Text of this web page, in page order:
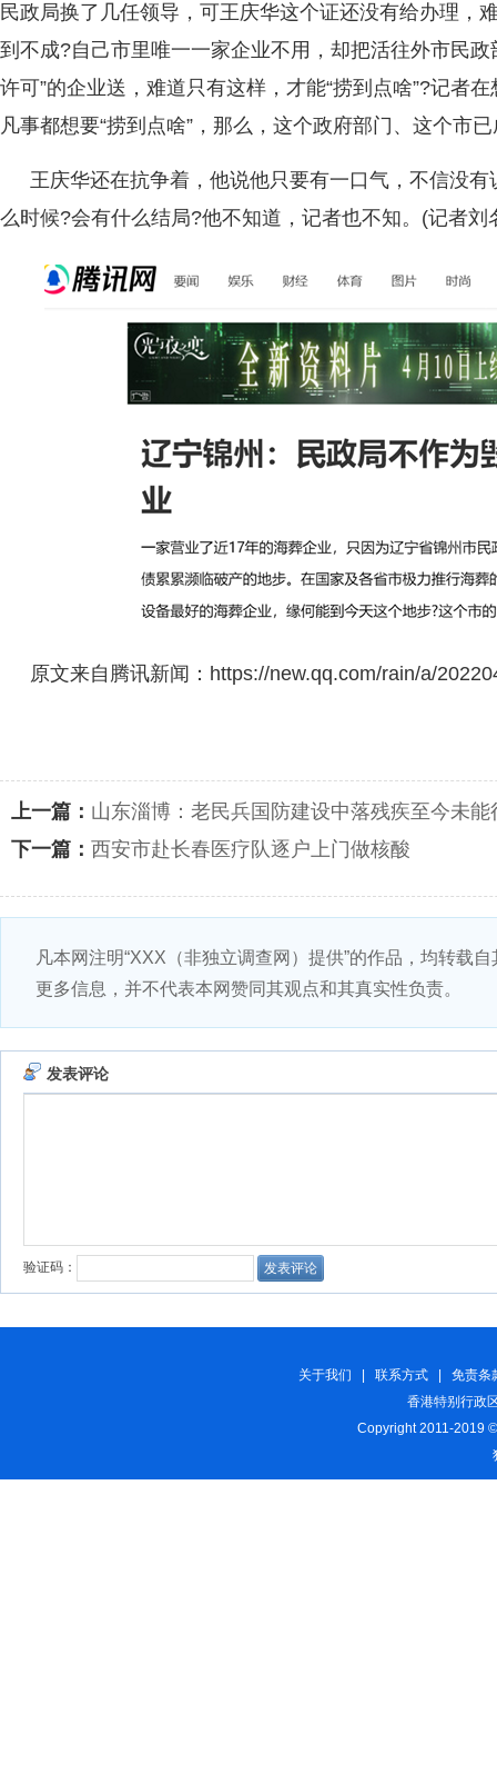
民政局换了几任领导，可王庆华这个证还没有给办理，
到不成?自己市里唯一一家企业不用，却把活往外市民政
许可”的企业送，难道只有这样，才能“捞到点啥”?记者
凡事都想要“捞到点啥”，那么，这个政府部门、这个市
王庆华还在抗争着，他说他只要有一口气，不信没
么时候?会有什么结局?他不知道，记者也不知。(记者刘
原文来自腾讯新闻：https://new.qq.com/rain/a/
上一篇： 山东淄博：老民兵国防建设中落残疾至今未能
下一篇： 西安市赴长春医疗队逐户上门做核酸
凡本网注明“XXX（非独立调查网）提供”的作品，均转载
更多信息，并不代表本网赞同其观点和其真实性负责。
关于我们 联系方式
免责条
香港特别行政
Copyright 2011-2019